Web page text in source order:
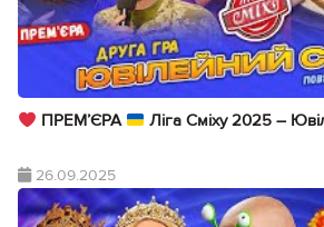
ПРЕМ’ЄРА Ліга Сміху 2025 –
26.09.2025